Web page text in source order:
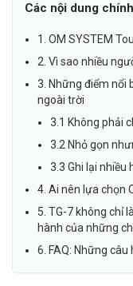
Các nội dung chính
1. OM SYSTEM
2. Vì sao nhiều
3. Những điểm nổi
ngoài trời
3.1 Không phải
3.2 Nhỏ gọn
3.3 Ghi lại
4. Ai nên lựa chọn
5. TG-7 không chỉ
hành của những
6. FAQ: Những